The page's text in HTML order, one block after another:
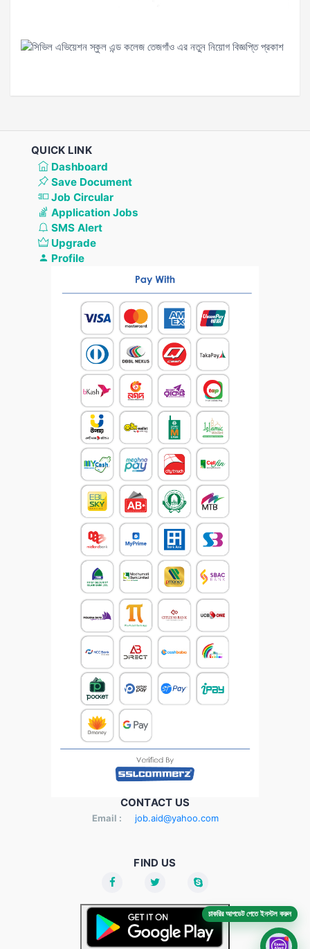
QUICK LINK
Dashboard
Save Document
Job Circular
Application Jobs
SMS Alert
Upgrade
Profile
CONTACT US
Email : job.aid@yahoo.com
FIND US
চাকরির আপডেট পেতে ইনস্টল করুন